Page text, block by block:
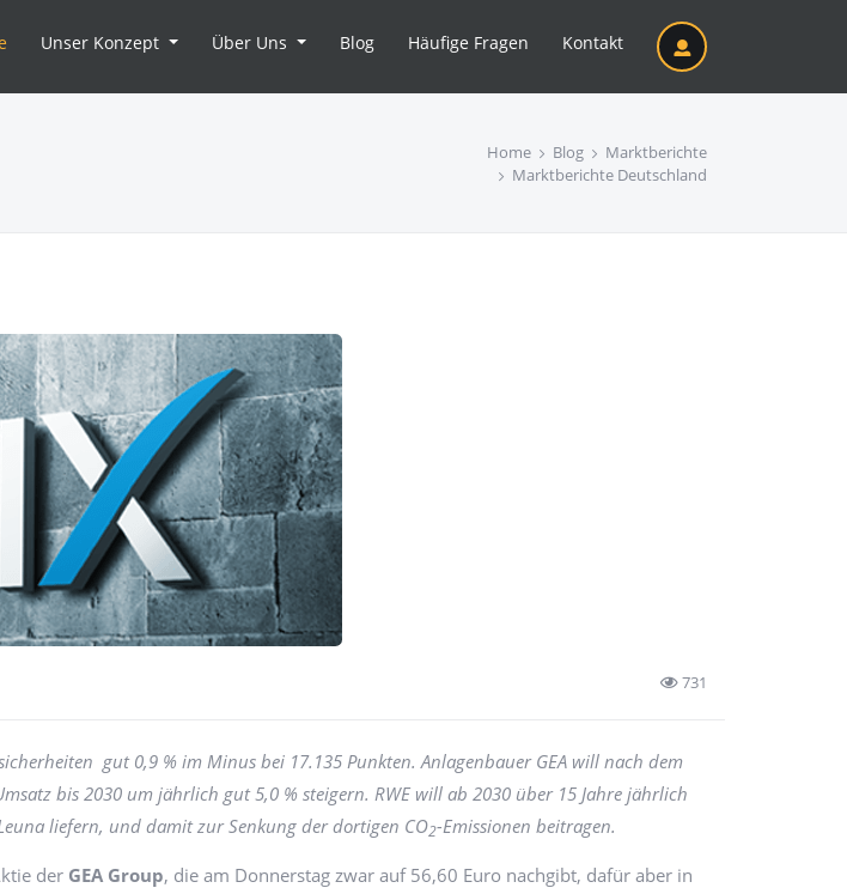
(current)
Unser Konzept Über Uns Blog Häufige Fragen Kontakt
Home Blog
Marktberichte
Marktberichte Deutschland
731
gut 0,9 % im Minus bei 17.135 Punkten. Anlagenbauer GEA will nach dem
bis 2030 um jährlich gut 5,0 % steigern. RWE will ab 2030 über 15 Jahre jährlich
liefern, und damit zur Senkung der dortigen CO2-Emissionen beitragen.
der GEA Group, die am Donnerstag zwar auf 56,60 Euro nachgibt, dafür aber in